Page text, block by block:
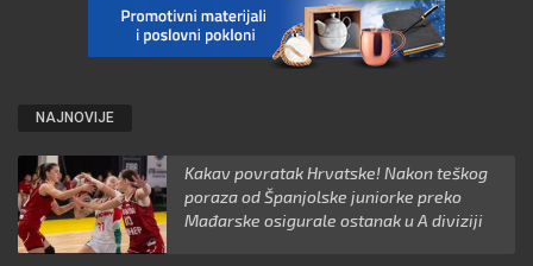
NAJNOVIJE
Kakav povratak Hrvatske! Nakon teškog
poraza od Španjolske juniorke preko
Mađarske osigurale ostanak u A diviziji